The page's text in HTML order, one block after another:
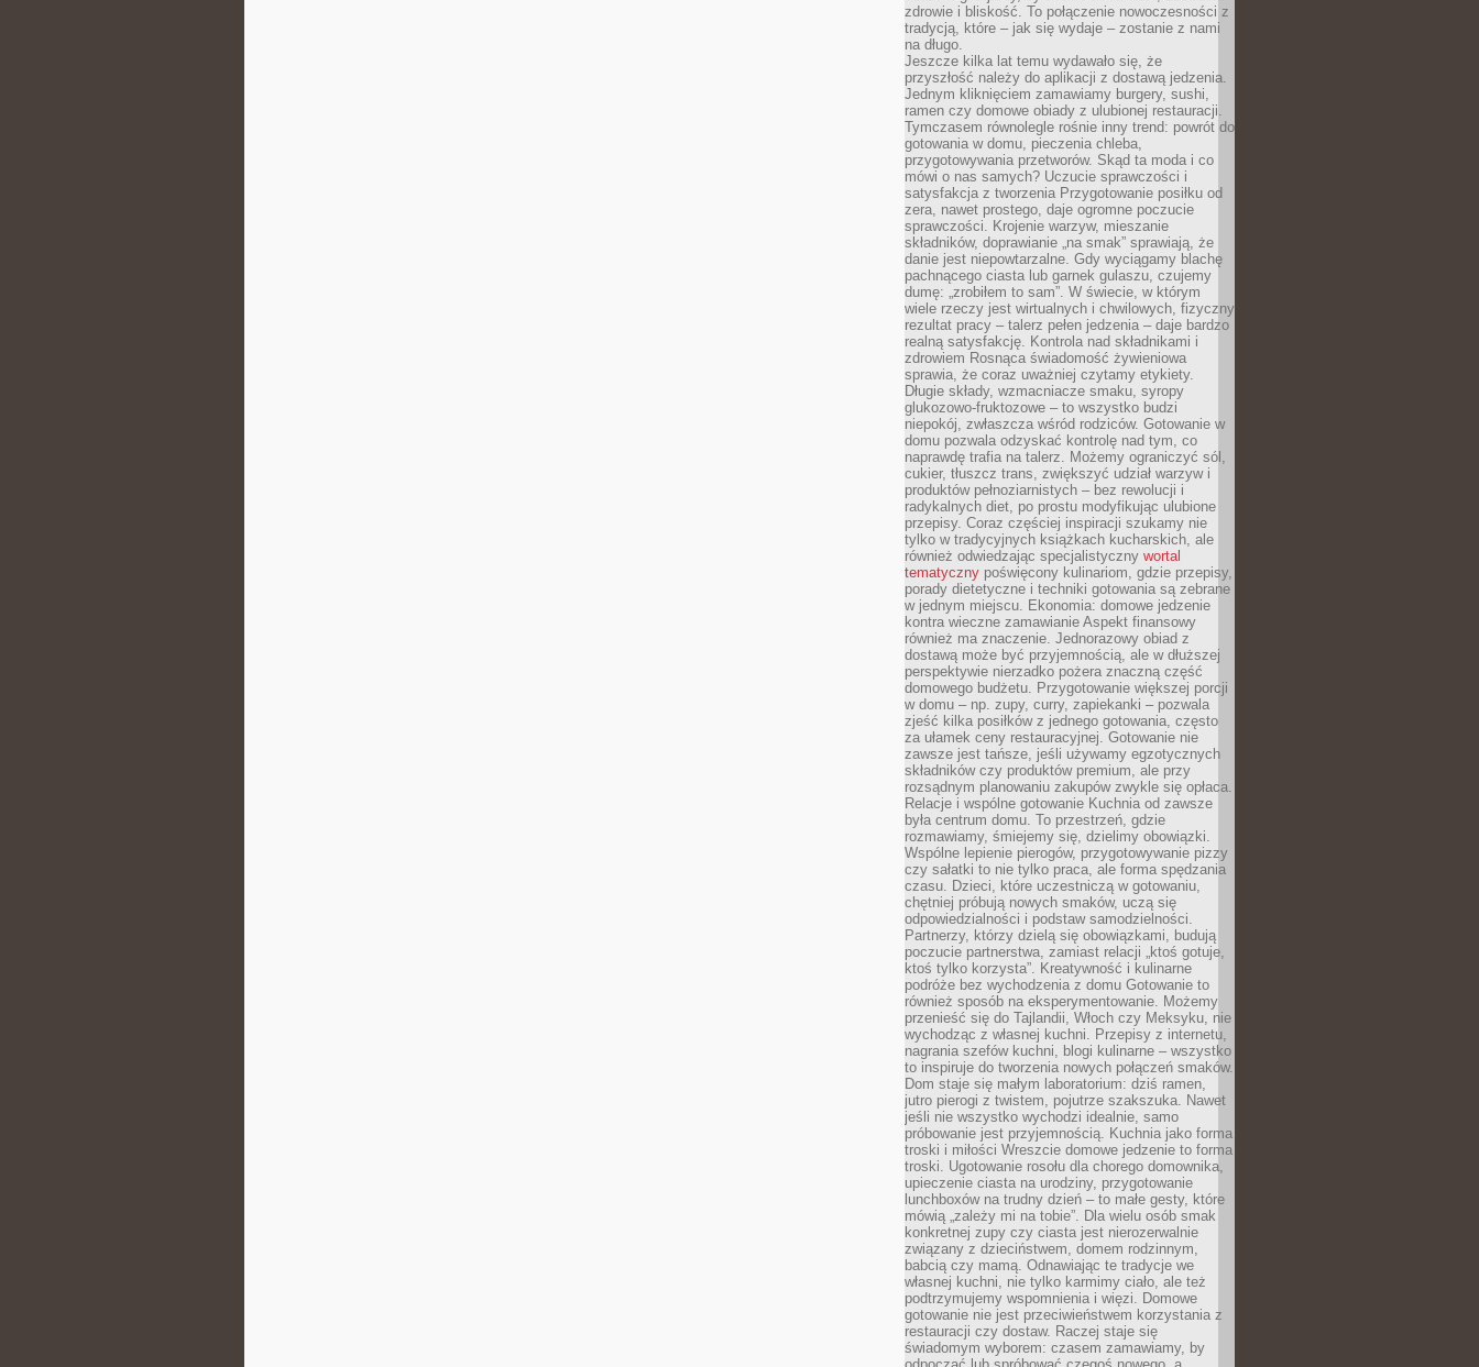
zdrowie i bliskość. To połączenie nowoczesności z
tradycją, które – jak się wydaje – zostanie z nami
na długo.
Jeszcze kilka lat temu wydawało się, że
przyszłość należy do aplikacji z dostawą jedzenia.
Jednym kliknięciem zamawiamy burgery, sushi,
ramen czy domowe obiady z ulubionej restauracji.
Tymczasem równolegle rośnie inny trend: powrót do
gotowania w domu, pieczenia chleba,
przygotowywania przetworów. Skąd ta moda i co
mówi o nas samych? Uczucie sprawczości i
satysfakcja z tworzenia Przygotowanie posiłku od
zera, nawet prostego, daje ogromne poczucie
sprawczości. Krojenie warzyw, mieszanie
składników, doprawianie „na smak” sprawiają, że
danie jest niepowtarzalne. Gdy wyciągamy blachę
pachnącego ciasta lub garnek gulaszu, czujemy
dumę: „zrobiłem to sam”. W świecie, w którym
wiele rzeczy jest wirtualnych i chwilowych, fizyczny
rezultat pracy – talerz pełen jedzenia – daje bardzo
realną satysfakcję. Kontrola nad składnikami i
zdrowiem Rosnąca świadomość żywieniowa
sprawia, że coraz uważniej czytamy etykiety.
Długie składy, wzmacniacze smaku, syropy
glukozowo-fruktozowe – to wszystko budzi
niepokój, zwłaszcza wśród rodziców. Gotowanie w
domu pozwala odzyskać kontrolę nad tym, co
naprawdę trafia na talerz. Możemy ograniczyć sól,
cukier, tłuszcz trans, zwiększyć udział warzyw i
produktów pełnoziarnistych – bez rewolucji i
radykalnych diet, po prostu modyfikując ulubione
przepisy. Coraz częściej inspiracji szukamy nie
tylko w tradycyjnych książkach kucharskich, ale
również odwiedzając specjalistyczny wortal
tematyczny poświęcony kulinariom, gdzie przepisy,
porady dietetyczne i techniki gotowania są zebrane
w jednym miejscu. Ekonomia: domowe jedzenie
kontra wieczne zamawianie Aspekt finansowy
również ma znaczenie. Jednorazowy obiad z
dostawą może być przyjemnością, ale w dłuższej
perspektywie nierzadko pożera znaczną część
domowego budżetu. Przygotowanie większej porcji
w domu – np. zupy, curry, zapiekanki – pozwala
zjeść kilka posiłków z jednego gotowania, często
za ułamek ceny restauracyjnej. Gotowanie nie
zawsze jest tańsze, jeśli używamy egzotycznych
składników czy produktów premium, ale przy
rozsądnym planowaniu zakupów zwykle się opłaca.
Relacje i wspólne gotowanie Kuchnia od zawsze
była centrum domu. To przestrzeń, gdzie
rozmawiamy, śmiejemy się, dzielimy obowiązki.
Wspólne lepienie pierogów, przygotowywanie pizzy
czy sałatki to nie tylko praca, ale forma spędzania
czasu. Dzieci, które uczestniczą w gotowaniu,
chętniej próbują nowych smaków, uczą się
odpowiedzialności i podstaw samodzielności.
Partnerzy, którzy dzielą się obowiązkami, budują
poczucie partnerstwa, zamiast relacji „ktoś gotuje,
ktoś tylko korzysta”. Kreatywność i kulinarne
podróże bez wychodzenia z domu Gotowanie to
również sposób na eksperymentowanie. Możemy
przenieść się do Tajlandii, Włoch czy Meksyku, nie
wychodząc z własnej kuchni. Przepisy z internetu,
nagrania szefów kuchni, blogi kulinarne – wszystko
to inspiruje do tworzenia nowych połączeń smaków.
Dom staje się małym laboratorium: dziś ramen,
jutro pierogi z twistem, pojutrze szakszuka. Nawet
jeśli nie wszystko wychodzi idealnie, samo
próbowanie jest przyjemnością. Kuchnia jako forma
troski i miłości Wreszcie domowe jedzenie to forma
troski. Ugotowanie rosołu dla chorego domownika,
upieczenie ciasta na urodziny, przygotowanie
lunchboxów na trudny dzień – to małe gesty, które
mówią „zależy mi na tobie”. Dla wielu osób smak
konkretnej zupy czy ciasta jest nierozerwalnie
związany z dzieciństwem, domem rodzinnym,
babcią czy mamą. Odnawiając te tradycje we
własnej kuchni, nie tylko karmimy ciało, ale też
podtrzymujemy wspomnienia i więzi. Domowe
gotowanie nie jest przeciwieństwem korzystania z
restauracji czy dostaw. Raczej staje się
świadomym wyborem: czasem zamawiamy, by